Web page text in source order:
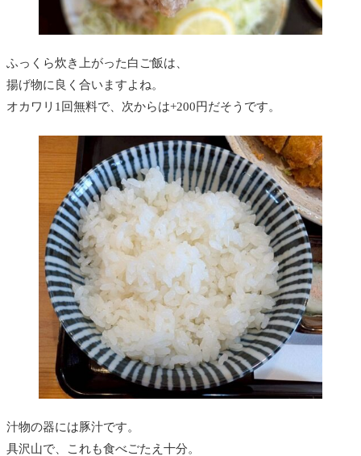
ふっくら炊き上がった白ご飯は、
揚げ物に良く合いますよね。
オカワリ1回無料で、次からは+200円だそうです。
汁物の器には豚汁です。
具沢山で、これも食べごたえ十分。